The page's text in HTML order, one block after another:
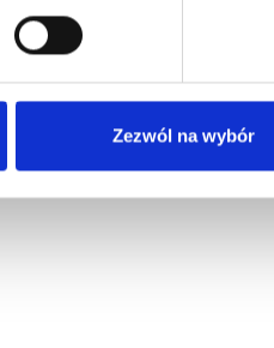
Zezwól na wybór